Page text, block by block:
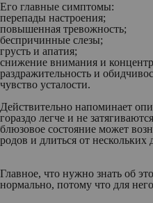
Его главные симптомы:
перепады настроения;
повышенная тревожность;
беспричинные слезы;
грусть и апатия;
снижение внимания и
раздражительность и
чувство усталости.
Действительно напоминает
гораздо легче и не
блюзовое состояние может
родов и длиться от нескольких
Главное, что нужно знать об
нормально, потому что для